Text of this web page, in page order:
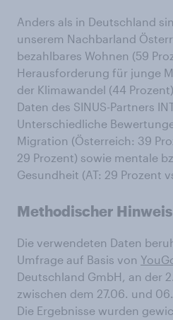
Anders als in Deutschland
unserem Nachbarland
bezahlbares Wohnen (59
Herausforderung für junge
der Klimawandel (44
Daten des SINUS-Partners
Unterschiedliche
Migration (Österreich: 39
29 Prozent) sowie mentale
Gesundheit (AT: 29 Prozent
Methodischer Hinweis
Die verwendeten Daten
Umfrage auf Basis von
Deutschland GmbH, an der
zwischen dem 27.06. und
Die Ergebnisse wurden